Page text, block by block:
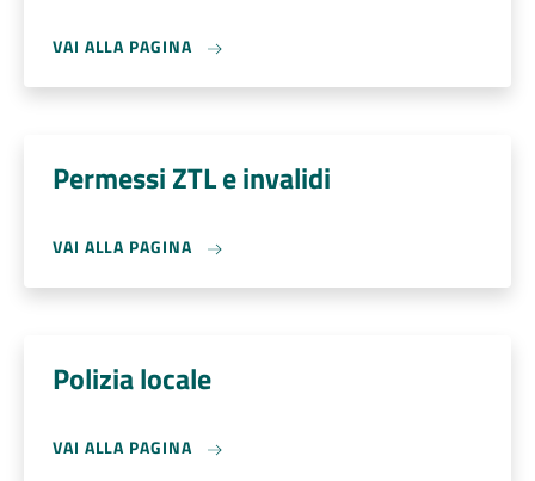
VAI ALLA PAGINA
Permessi ZTL e invalidi
VAI ALLA PAGINA
Polizia locale
VAI ALLA PAGINA